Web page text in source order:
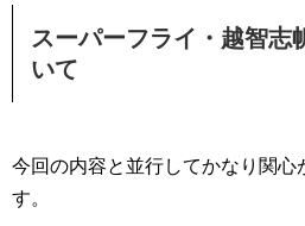
スーパーフライ・越智志
いて
今回の内容と並行してかなり関心
す。